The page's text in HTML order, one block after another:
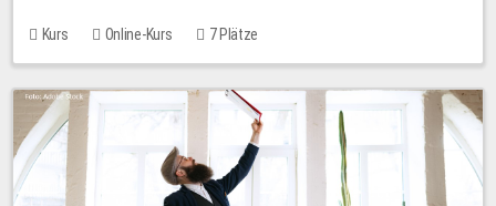
Kurs Online-Kurs 7 Plätze